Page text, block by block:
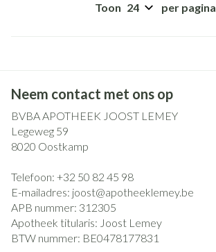
Toon per pagina
Neem contact met ons op
BVBA APOTHEEK JOOST LEMEY
Legeweg 59
8020 Oostkamp
Telefoon: +32 50 82 45 98
E-mailadres: joost@apotheeklemey.be
APB nummer: 312305
Apotheek titularis: Joost Lemey
BTW nummer: BE0478177831